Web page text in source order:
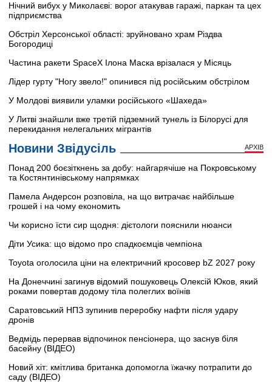
Нічний вибух у Миколаєві: ворог атакував гаражі, паркан та цех
підприємства
Обстріл Херсонської області: зруйновано храм Різдва
Богородиці
Частина ракети SpaceX Ілона Маска врізалася у Місяць
Лідер гурту "Ногу звело!" опинився під російським обстрілом
У Молдові виявили уламки російського «Шахеда»
У Литві знайшли вже третій підземний тунель із Білорусі для
перекидання нелегальних мігрантів
Новини Звідусіль АРХІВ
Понад 200 боєзіткнень за добу: найгарячіше на Покровському
та Костянтинівському напрямках
Памела Андерсон розповіла, на що витрачає найбільше
грошей і на чому економить
Чи корисно їсти сир щодня: дієтологи пояснили нюанси
Діти Усика: що відомо про спадкоємців чемпіона
Toyota оголосила ціни на електричний кросовер bZ 2027 року
На Донеччині загинув відомий пошуковець Олексій Юков, який
роками повертав додому тіла полеглих воїнів
Саратовський НПЗ зупинив переробку нафти після удару
дронів
Ведмідь перервав відпочинок пенсіонера, що заснув біля
басейну (ВІДЕО)
Новий хіт: кмітлива британка допомогла їжачку потрапити до
саду (ВІДЕО)